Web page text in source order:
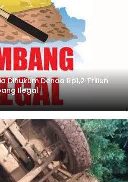
Dihukum Denda Rp1,2 Triliun
Ilegal